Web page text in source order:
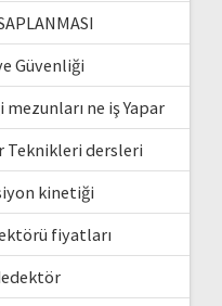
Güvenliği
mezunları ne iş Yapar
Teknikleri dersleri
kinetiği
fiyatları